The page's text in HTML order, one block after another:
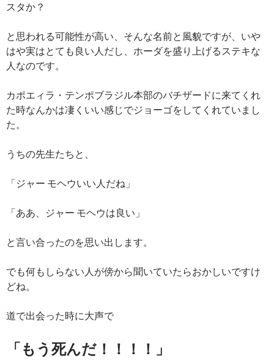
スタか？
と思われる可能性が高い、そんな名前と風貌ですが、いや
はや実はとても良い人だし、ホーダを盛り上げるステキな
人なのです。
カポエィラ・テンポブラジル本部のバチザードに来てくれ
た時なんかは凄くいい感じでジョーゴをしてくれていまし
た。
うちの先生たちと、
「ジャー モヘウいい人だね」
「ああ、ジャー モヘウは良い」
と言い合ったのを思い出します。
でも何もしらない人が傍から聞いていたらおかしいですけ
どね。
道で出会った時に大声で
「もう死んだ！！！！」